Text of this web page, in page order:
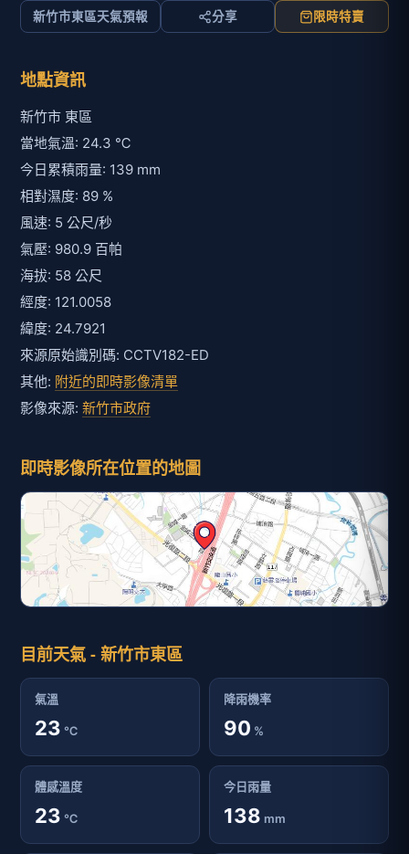
新竹市東區天氣預報 分享 限時特賣
地點資訊
新竹市 東區
當地氣溫: 24.3 ℃
今日累積雨量: 139 mm
相對濕度: 89 %
風速: 5 公尺/秒
氣壓: 980.9 百帕
海拔: 58 公尺
經度: 121.0058
緯度: 24.7921
來源原始識別碼: CCTV182-ED
其他: 附近的即時影像清單
影像來源: 新竹市政府
即時影像所在位置的地圖
目前天氣 - 新竹市東區
氣溫
23 ℃
降雨機率
90 %
體感溫度
23 ℃
今日雨量
138 mm